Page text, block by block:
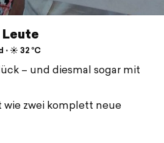
⋅ ☀️ 32 °C
– und diesmal sogar mit
zwei komplett neue